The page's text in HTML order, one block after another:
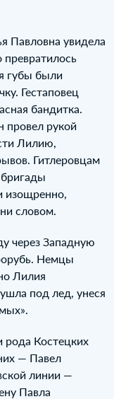
Павловна увидела
превратилось
губы были
Гестаповец
бандитка.
провел рукой
Лилию,
Гитлеровцам
изощренно,
словом.
через Западную
Немцы
Лилия
под лед, унеся
рода Костецких
— Павел
линии —
Павла